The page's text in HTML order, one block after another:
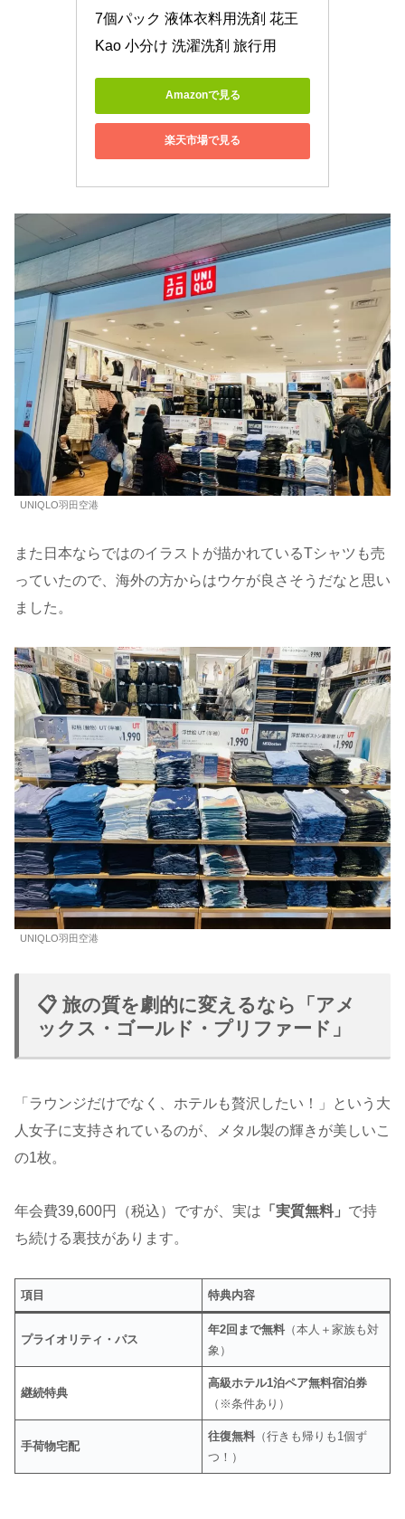
7個パック 液体衣料用洗剤 花王
Kao 小分け 洗濯洗剤 旅行用
Amazonで見る
楽天市場で見る
UNIQLO羽田空港
また日本ならではのイラストが描かれているTシャツも売
っていたので、海外の方からはウケが良さそうだなと思い
ました。
UNIQLO羽田空港
📋 旅の質を劇的に変えるなら「アメ
ックス・ゴールド・プリファード」
「ラウンジだけでなく、ホテルも贅沢したい！」という大
人女子に支持されているのが、メタル製の輝きが美しいこ
の1枚。
年会費39,600円（税込）ですが、実は 「実質無料」 で持
ち続ける裏技があります。
項目 特典内容
プライオリティ・パス
年2回まで無料 （本人＋家族も対
象）
継続特典
高級ホテル1泊ペア無料宿泊券
（※条件あり）
手荷物宅配
往復無料 （行きも帰りも1個ず
つ！）